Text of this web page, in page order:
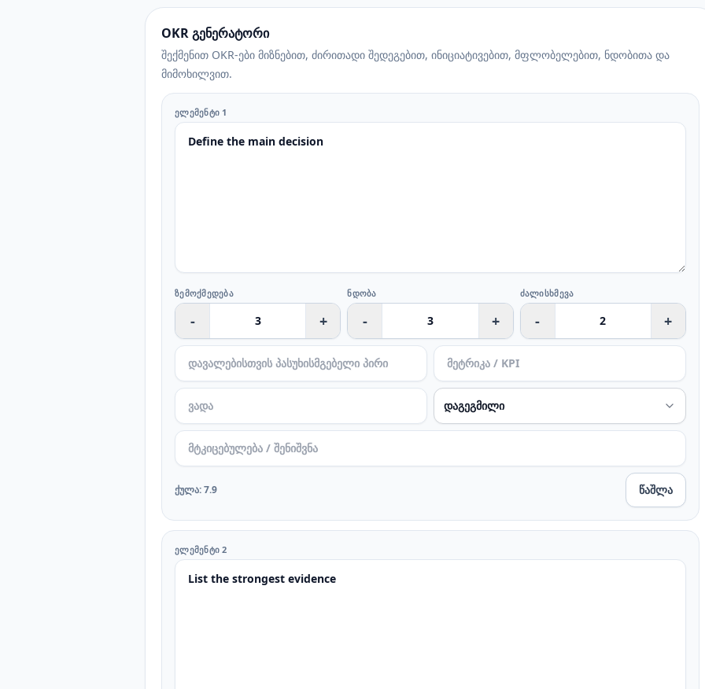
OKR გენერატორი
შექმენით OKR-ები მიზნებით, ძირითადი შედეგებით, ინიციატივებით, მფლობელებით, ნდობითა და
მიმოხილვით.
ᲔᲚᲔᲛᲔᲜᲢᲘ 1
ᲖᲔᲛᲝᲥᲛᲔᲓᲔᲑᲐ
- +
ᲜᲓᲝᲑᲐ
- +
ᲫᲐᲚᲘᲡᲮᲛᲔᲕᲐ
- +
ქულა:7.9 წაშლა
ᲔᲚᲔᲛᲔᲜᲢᲘ 2